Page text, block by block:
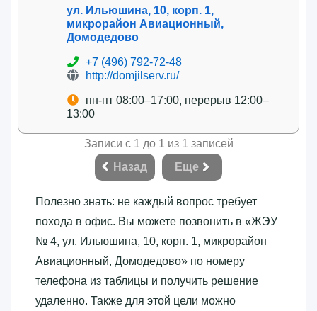
ул. Ильюшина, 10, корп. 1,
микрорайон Авиационный,
Домодедово
+7 (496) 792-72-48
http://domjilserv.ru/
пн-пт 08:00–17:00, перерыв 12:00–
13:00
Записи с 1 до 1 из 1 записей
Назад
Еще
Полезно знать: не каждый вопрос требует
похода в офис. Вы можете позвонить в «‎ЖЭУ
№ 4, ул. Ильюшина, 10, корп. 1, микрорайон
Авиационный, Домодедово»‎ по номеру
телефона из таблицы и получить решение
удаленно. Также для этой цели можно